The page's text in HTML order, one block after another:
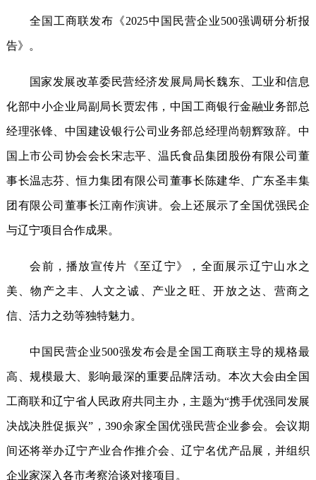
全国工商联发布《2025中国民营企业500强调研分析报
告》。
国家发展改革委民营经济发展局局长魏东、工业和信息
化部中小企业局副局长贾宏伟，中国工商银行金融业务部总
经理张锋、中国建设银行公司业务部总经理尚朝辉致辞。中
国上市公司协会会长宋志平、温氏食品集团股份有限公司董
事长温志芬、恒力集团有限公司董事长陈建华、广东圣丰集
团有限公司董事长江南作演讲。会上还展示了全国优强民企
与辽宁项目合作成果。
会前，播放宣传片《至辽宁》，全面展示辽宁山水之
美、物产之丰、人文之诚、产业之旺、开放之达、营商之
信、活力之劲等独特魅力。
中国民营企业500强发布会是全国工商联主导的规格最
高、规模最大、影响最深的重要品牌活动。本次大会由全国
工商联和辽宁省人民政府共同主办，主题为“携手优强同发展
决战决胜促振兴”，390余家全国优强民营企业参会。会议期
间还将举办辽宁产业合作推介会、辽宁名优产品展，并组织
企业家深入各市考察洽谈对接项目。